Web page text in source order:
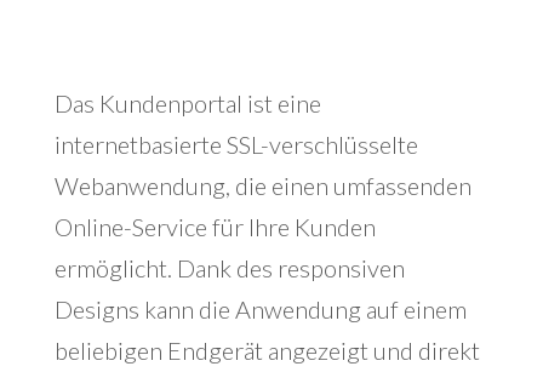
Das Kundenportal ist eine
internetbasierte SSL-verschlüsselte
Webanwendung, die einen umfassenden
Online-Service für Ihre Kunden
ermöglicht. Dank des responsiven
Designs kann die Anwendung auf einem
beliebigen Endgerät angezeigt und direkt